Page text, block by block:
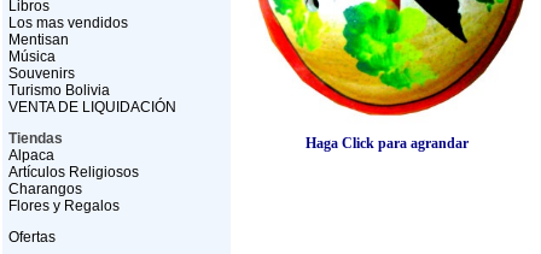
Libros
Los mas vendidos
Mentisan
Música
Souvenirs
Turismo Bolivia
VENTA DE LIQUIDACIÓN
Tiendas
Alpaca
Artículos Religiosos
Charangos
Flores y Regalos
Ofertas
Haga Click para agrandar